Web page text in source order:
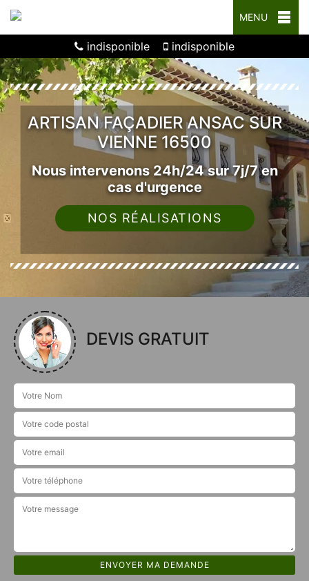
MENU
indisponible indisponible
ARTISAN FAÇADIER ANSAC SUR
VIENNE 16500
Nous intervenons 24h/24 sur 7j/7 en
cas d'urgence
NOS RÉALISATIONS
DEVIS GRATUIT